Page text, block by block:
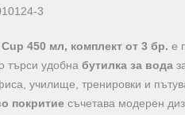
3
450 мл, комплект от 3 бр. е
търси удобна бутилка за вода
училище, тренировки и
покритие съчетава модерен